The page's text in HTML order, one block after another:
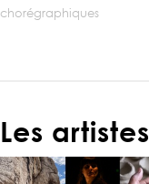
chorégraphiques
Les artistes